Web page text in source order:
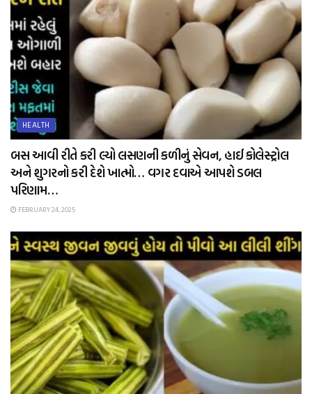
HEALTH
બસ આવી રીતે કરી લ્યો લસણની કળીનું સેવન, હાઈ કોલેસ્ટ્રોલ
અને શુગરનો કરી દેશે ખાત્મો… વગર દવાએ આપશે ડબલ
પરિણામ…
FEBRUARY 24, 2025